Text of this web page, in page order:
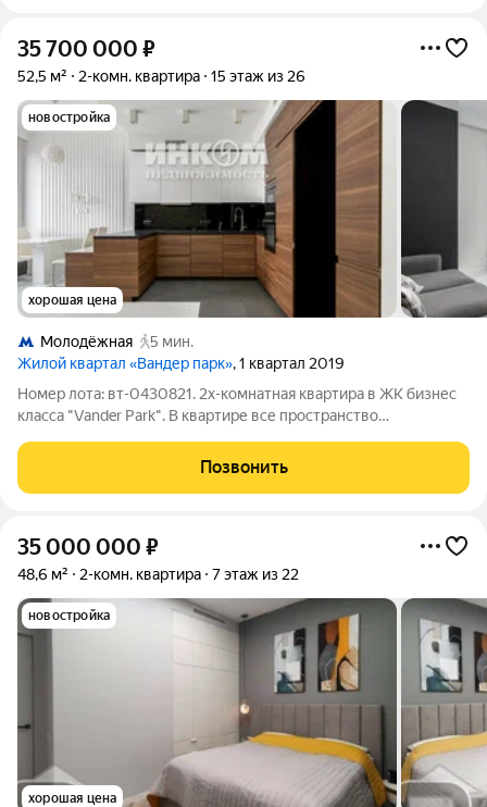
35 700 000 ₽
52,5 м² 2-комн. квартира 15 этаж из 26
новостройка
хорошая цена
Молодёжная
5 мин.
Жилой квартал «Вандер парк», 1 квартал 2019
Номер лота: вт-0430821. 2х-комнатная квартира в ЖК бизнес
класса "Vander Park". В квартире все пространство
современный ремонт. Двор Без Машин. В комплексе
круглосуточная охрана, система
Позвонить
35 000 000 ₽
48,6 м² 2-комн. квартира 7 этаж из 22
новостройка
хорошая цена